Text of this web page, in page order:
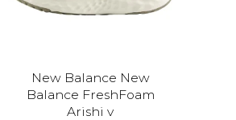
New Balance New
Balance FreshFoam
Arishi v